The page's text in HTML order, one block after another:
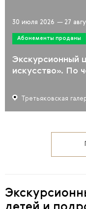
30 июля 2026 — 27
Абонементы проданы
Экскурсионный
искусство». По
Третьяковская